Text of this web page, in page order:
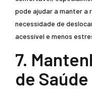
pode ajudar a manter a
necessidade de
acessível e menos
7.
de Saúde